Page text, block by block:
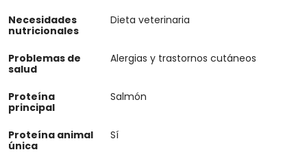
Necesidades
nutricionales
Dieta veterinaria
Problemas de
salud
Alergias y trastornos cutáneos
Proteína
principal
Salmón
Proteína animal
única
Sí